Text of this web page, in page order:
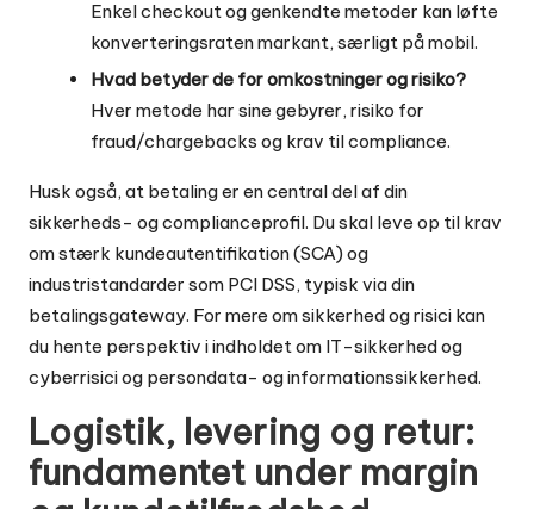
Enkel checkout og genkendte metoder kan løfte
konverteringsraten markant, særligt på mobil.
Hvad betyder de for omkostninger og risiko?
Hver metode har sine gebyrer, risiko for
fraud/chargebacks og krav til compliance.
Husk også, at betaling er en central del af din
sikkerheds- og complianceprofil. Du skal leve op til krav
om stærk kundeautentifikation (SCA) og
industristandarder som PCI DSS, typisk via din
betalingsgateway. For mere om sikkerhed og risici kan
du hente perspektiv i indholdet om IT-sikkerhed og
cyberrisiciog persondata- og informationssikkerhed.
Logistik, levering og retur:
fundamentet under margin